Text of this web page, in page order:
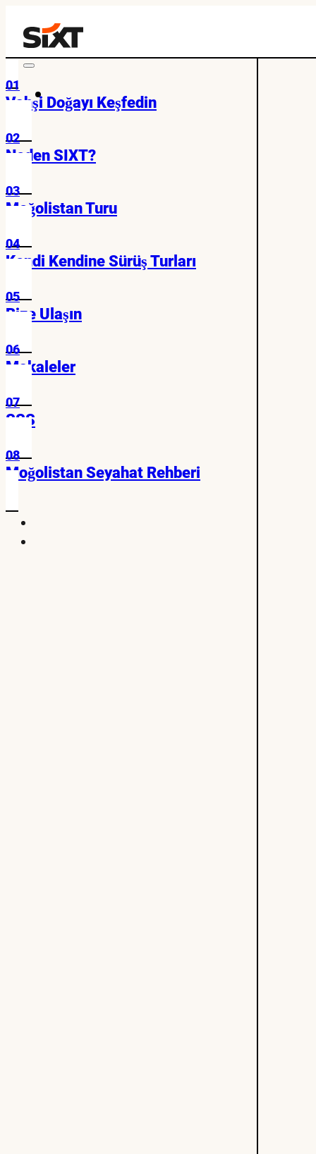
01
Vahşi Doğayı Keşfedin
02
Neden SIXT?
03
Moğolistan Turu
04
Kendi Kendine Sürüş Turları
05
Bize Ulaşın
06
Makaleler
07
SSS
08
Moğolistan Seyahat Rehberi